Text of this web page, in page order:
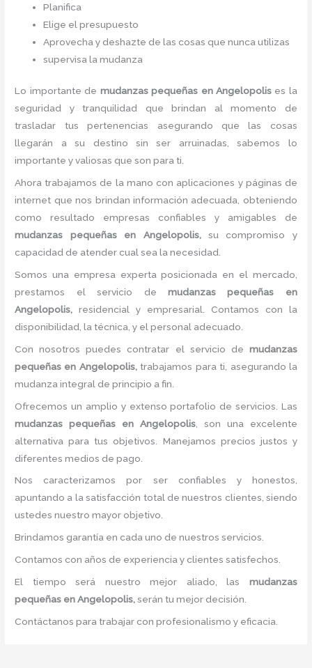
Planifica
Elige el presupuesto
Aprovecha y deshazte de las cosas que nunca utilizas
supervisa la mudanza
Lo importante de mudanzas pequeñas en Angelopolis es la
seguridad y tranquilidad que brindan al momento de
trasladar tus pertenencias asegurando que las cosas
llegarán a su destino sin ser arruinadas, sabemos lo
importante y valiosas que son para ti.
Ahora trabajamos de la mano con aplicaciones y páginas de
internet que nos brindan información adecuada, obteniendo
como resultado empresas confiables y amigables de
mudanzas pequeñas en Angelopolis, su compromiso y
capacidad de atender cual sea la necesidad.
Somos una empresa experta posicionada en el mercado,
prestamos el servicio de mudanzas pequeñas en
Angelopolis, residencial y empresarial. Contamos con la
disponibilidad, la técnica, y el personal adecuado.
Con nosotros puedes contratar el servicio de mudanzas
pequeñas en Angelopolis, trabajamos para ti, asegurando la
mudanza integral de principio a fin.
Ofrecemos un amplio y extenso portafolio de servicios. Las
mudanzas pequeñas en Angelopolis , son una excelente
alternativa para tus objetivos. Manejamos precios justos y
diferentes medios de pago.
Nos caracterizamos por ser confiables y honestos,
apuntando a la satisfacción total de nuestros clientes, siendo
ustedes nuestro mayor objetivo.
Brindamos garantía en cada uno de nuestros servicios.
Contamos con años de experiencia y clientes satisfechos.
El tiempo será nuestro mejor aliado, las mudanzas
pequeñas en Angelopolis,serán tu mejor decisión.
Contáctanos para trabajar con profesionalismo y eficacia.